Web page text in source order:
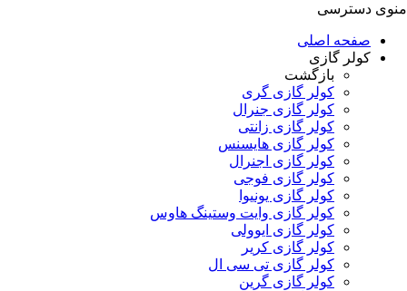
منوی دسترسی
صفحه اصلی
کولر گازی
بازگشت
کولر گازی گری
کولر گازی جنرال
کولر گازی زانتی
کولر گازی هایسنس
کولر گازی اجنرال
کولر گازی فوجی
کولر گازی یونیوا
کولر گازی وایت وستینگ هاوس
کولر گازی ایوولی
کولر گازی کریر
کولر گازی تی سی ال
کولر گازی گرین